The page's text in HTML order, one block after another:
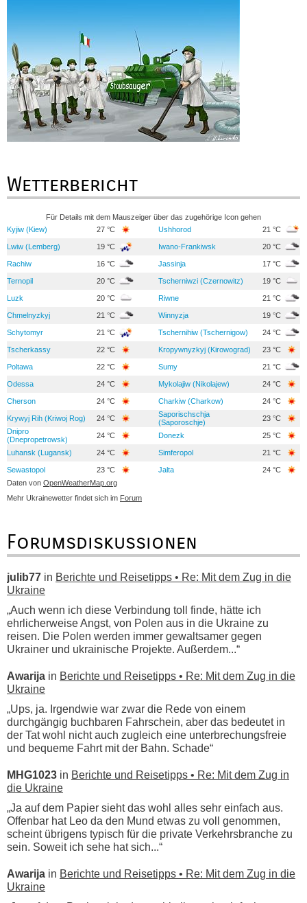
Wetterbericht
Für Details mit dem Mauszeiger über das zugehörige Icon gehen
Kyjiw (Kiew)
27 °C Ushhorod 21 °C
Lwiw (Lemberg) 19 °C Iwano-Frankiwsk 20 °C
Rachiw 16 °C Jassinja 17 °C
Ternopil 20 °C Tscherniwzi (Czernowitz) 19 °C
Luzk 20 °C Riwne 21 °C
Chmelnyzkyj 21 °C Winnyzja 19 °C
Schytomyr 21 °C Tschernihiw (Tschernigow) 24 °C
Tscherkassy 22 °C Kropywnyzkyj (Kirowograd) 23 °C
Poltawa 22 °C Sumy 21 °C
Odessa 24 °C Mykolajiw (Nikolajew) 24 °C
Cherson 24 °C Charkiw (Charkow) 24 °C
Krywyj Rih (Kriwoj Rog) 24 °C
Saporischschja
(Saporoschje)
23 °C
Dnipro
(Dnepropetrowsk)
24 °C Donezk 25 °C
Luhansk (Lugansk) 24 °C Simferopol 21 °C
Sewastopol 23 °C Jalta
24 °C
Daten von OpenWeatherMap.org
Mehr Ukrainewetter findet sich im Forum
Forumsdiskussionen
julib77 in Berichte und Reisetipps • Re: Mit dem Zug in die
Ukraine
„Auch wenn ich diese Verbindung toll finde, hätte ich
ehrlicherweise Angst, von Polen aus in die Ukraine zu
reisen. Die Polen werden immer gewaltsamer gegen
Ukrainer und ukrainische Projekte. Außerdem...“
Awarija in Berichte und Reisetipps • Re: Mit dem Zug in die
Ukraine
„Ups, ja. Irgendwie war zwar die Rede von einem
durchgängig buchbaren Fahrschein, aber das bedeutet in
der Tat wohl nicht auch zugleich eine unterbrechungsfreie
und bequeme Fahrt mit der Bahn. Schade“
MHG1023 in Berichte und Reisetipps • Re: Mit dem Zug in
die Ukraine
„Ja auf dem Papier sieht das wohl alles sehr einfach aus.
Offenbar hat Leo da den Mund etwas zu voll genommen,
scheint übrigens typisch für die private Verkehrsbranche zu
sein. Soweit ich sehe hat sich...“
Awarija in Berichte und Reisetipps • Re: Mit dem Zug in die
Ukraine